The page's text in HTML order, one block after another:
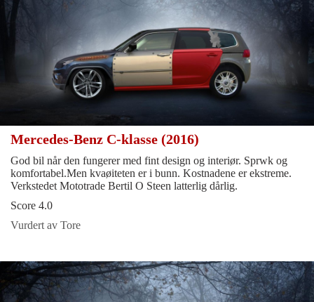
Mercedes-Benz C-klasse (2016)
God bil når den fungerer med fint design og interiør. Sprwk og
komfortabel.Men kvaøiteten er i bunn. Kostnadene er ekstreme.
Verkstedet Mototrade Bertil O Steen latterlig dårlig.
Score 4.0
Vurdert av Tore